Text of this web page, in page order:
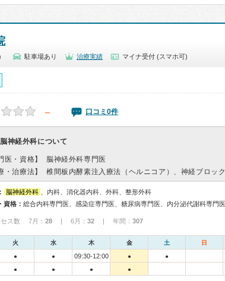
） 駐車場あり 治療実績 マイナ受付 (スマホ可)
－ 口コミ0件
脳神経外科について
医・資格】
脳神経外科専門医
・治療法】
椎間板内酵素注入療法（ヘルニコア）、神経ブロック
脳神経外科
、内科、消化器内科、外科、整形外科
資格：
セス数 7月： 28 | 6月： 32 | 年間： 307
火 水 木 金 土 日
● ● 09:30-12:00 ● ●
● ● ● ●